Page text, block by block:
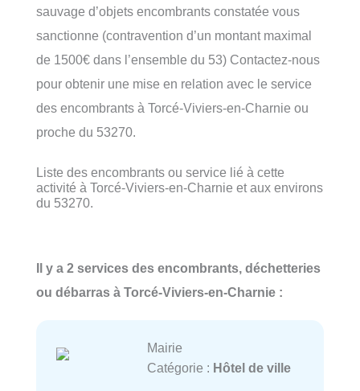
sauvage d’objets encombrants constatée vous
sanctionne (contravention d’un montant maximal
de 1500€ dans l’ensemble du 53) Contactez-nous
pour obtenir une mise en relation avec le service
des encombrants à Torcé-Viviers-en-Charnie ou
proche du 53270.
Liste des encombrants ou service lié à cette
activité à Torcé-Viviers-en-Charnie et aux environs
du 53270.
Il y a 2 services des encombrants, déchetteries
ou débarras à Torcé-Viviers-en-Charnie :
Mairie
Catégorie : Hôtel de ville